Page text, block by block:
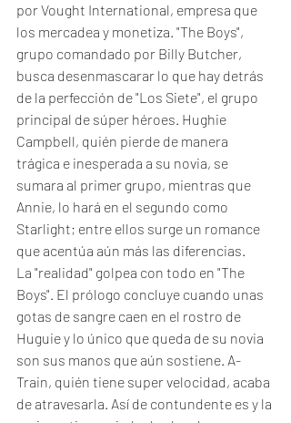
por Vought International, empresa que
los mercadea y monetiza. "The Boys",
grupo comandado por Billy Butcher,
busca desenmascarar lo que hay detrás
de la perfección de "Los Siete", el grupo
principal de súper héroes. Hughie
Campbell, quién pierde de manera
trágica e inesperada a su novia, se
sumara al primer grupo, mientras que
Annie, lo hará en el segundo como
Starlight; entre ellos surge un romance
que acentúa aún más las diferencias.
La "realidad" golpea con todo en "The
Boys". El prólogo concluye cuando unas
gotas de sangre caen en el rostro de
Huguie y lo único que queda de su novia
son sus manos que aún sostiene. A-
Train, quién tiene super velocidad, acaba
de atravesarla. Así de contundente es y la